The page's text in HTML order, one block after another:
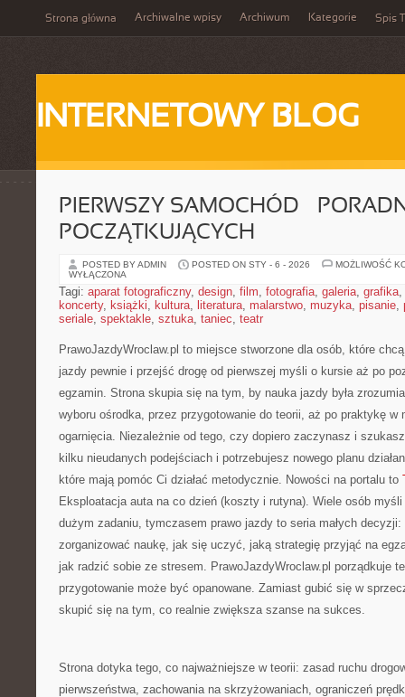
Strona główna Archiwalne wpisy Archiwum Kategorie Spis
INTERNETOWY BLOG
PIERWSZY SAMOCHÓD –
POCZĄTKUJĄCYCH
POSTED BY ADMIN POSTED ON STY - 6 - 2026
MOŻLIWOŚĆ
WYŁĄCZONA
Tagi: aparat fotograficzny, design, film, fotografia, galeria, grafika,
koncerty, książki, kultura, literatura, malarstwo, muzyka, pisanie,
seriale, spektakle, sztuka, taniec, teatr
PrawoJazdyWroclaw.pl to miejsce stworzone dla osób, które
jazdy pewnie i przejść drogę od pierwszej myśli o kursie aż po
egzamin. Strona skupia się na tym, by nauka jazdy była
wyboru ośrodka, przez przygotowanie do teorii, aż po praktykę w
ogarnięcia. Niezależnie od tego, czy dopiero zaczynasz i
kilku nieudanych podejściach i potrzebujesz nowego planu
które mają pomóc Ci działać metodycznie. Nowości na portalu to
Eksploatacja auta na co dzień (koszty i rutyna). Wiele osób
dużym zadaniu, tymczasem prawo jazdy to seria małych
zorganizować naukę, jak się uczyć, jaką strategię przyjąć na
jak radzić sobie ze stresem. PrawoJazdyWroclaw.pl porządkuje
przygotowanie może być opanowane. Zamiast gubić się w
skupić się na tym, co realnie zwiększa szanse na sukces.
Strona dotyka tego, co najważniejsze w teorii: zasad ruchu
pierwszeństwa, zachowania na skrzyżowaniach, ograniczeń